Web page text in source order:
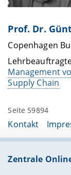
Prof. Dr.
Copenhagen
Management
Supply Chain
Seite 59894
Kontakt
Zentrale